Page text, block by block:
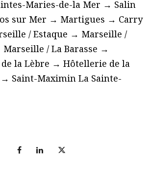
Maries-de-la Mer → Salin
sur Mer → Martigues → Carry
/ Estaque → Marseille /
/ La Barasse →
de la Lèbre → Hôtellerie de la
→ Saint-Maximin La Sainte-